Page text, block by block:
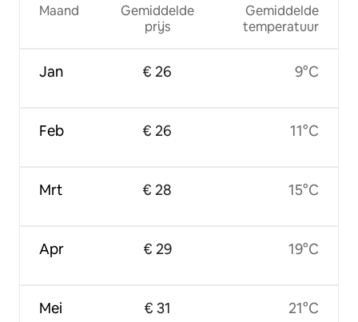
Maand
Jan
Feb
Mrt
Apr
Mei
Gemiddelde
prijs
€ 26
€ 26
€ 28
€ 29
€ 31
Gemiddelde
temperatuur
9°C
11°C
15°C
19°C
21°C